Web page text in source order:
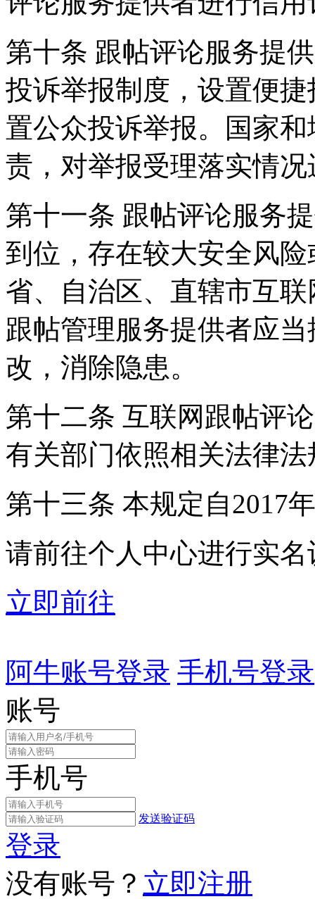
第十条 跟帖评论服务提
投诉举报制度，设置便
置公众投诉举报。国家
责，对举报受理落实情
第十一条 跟帖评论服务
到位，存在较大安全风
省、自治区、直辖市互
跟帖管理服务提供者应
改，消除隐患。
第十二条 互联网跟帖评
有关部门依照相关法律
第十三条 本规定自2017
请前往个人中心进行实名
立即前往
阿牛账号登录 手机号登录
账号
手机号
发送验证码
登录
没有账号？ 立即注册